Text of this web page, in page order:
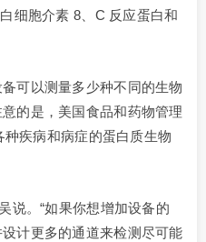
细胞介素 8、C 反应蛋白和
可以测量多少种不同的生物
的是，美国食品和药物管理
疾病和病症的蛋白质生物
说。“如果你想增加设备的
计更多的通道来检测尽可能